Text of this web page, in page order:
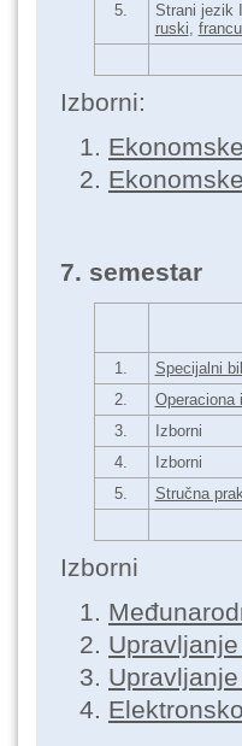
5. Strani jezik
ruski,
Izborni:
7. semestar
1.
Specijalni
2.
Operaciona
3.
Izborni
4.
Izborni
5.
Stručna
Izborni